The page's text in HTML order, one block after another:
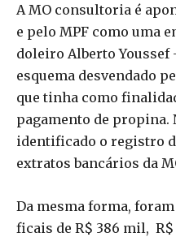
A MO consultoria é
e pelo MPF como uma
doleiro Alberto
esquema desvendado
que tinha como
pagamento de propina.
identificado o registro
extratos bancários da
Da mesma forma,
ficais de R$ 386 mil, R$